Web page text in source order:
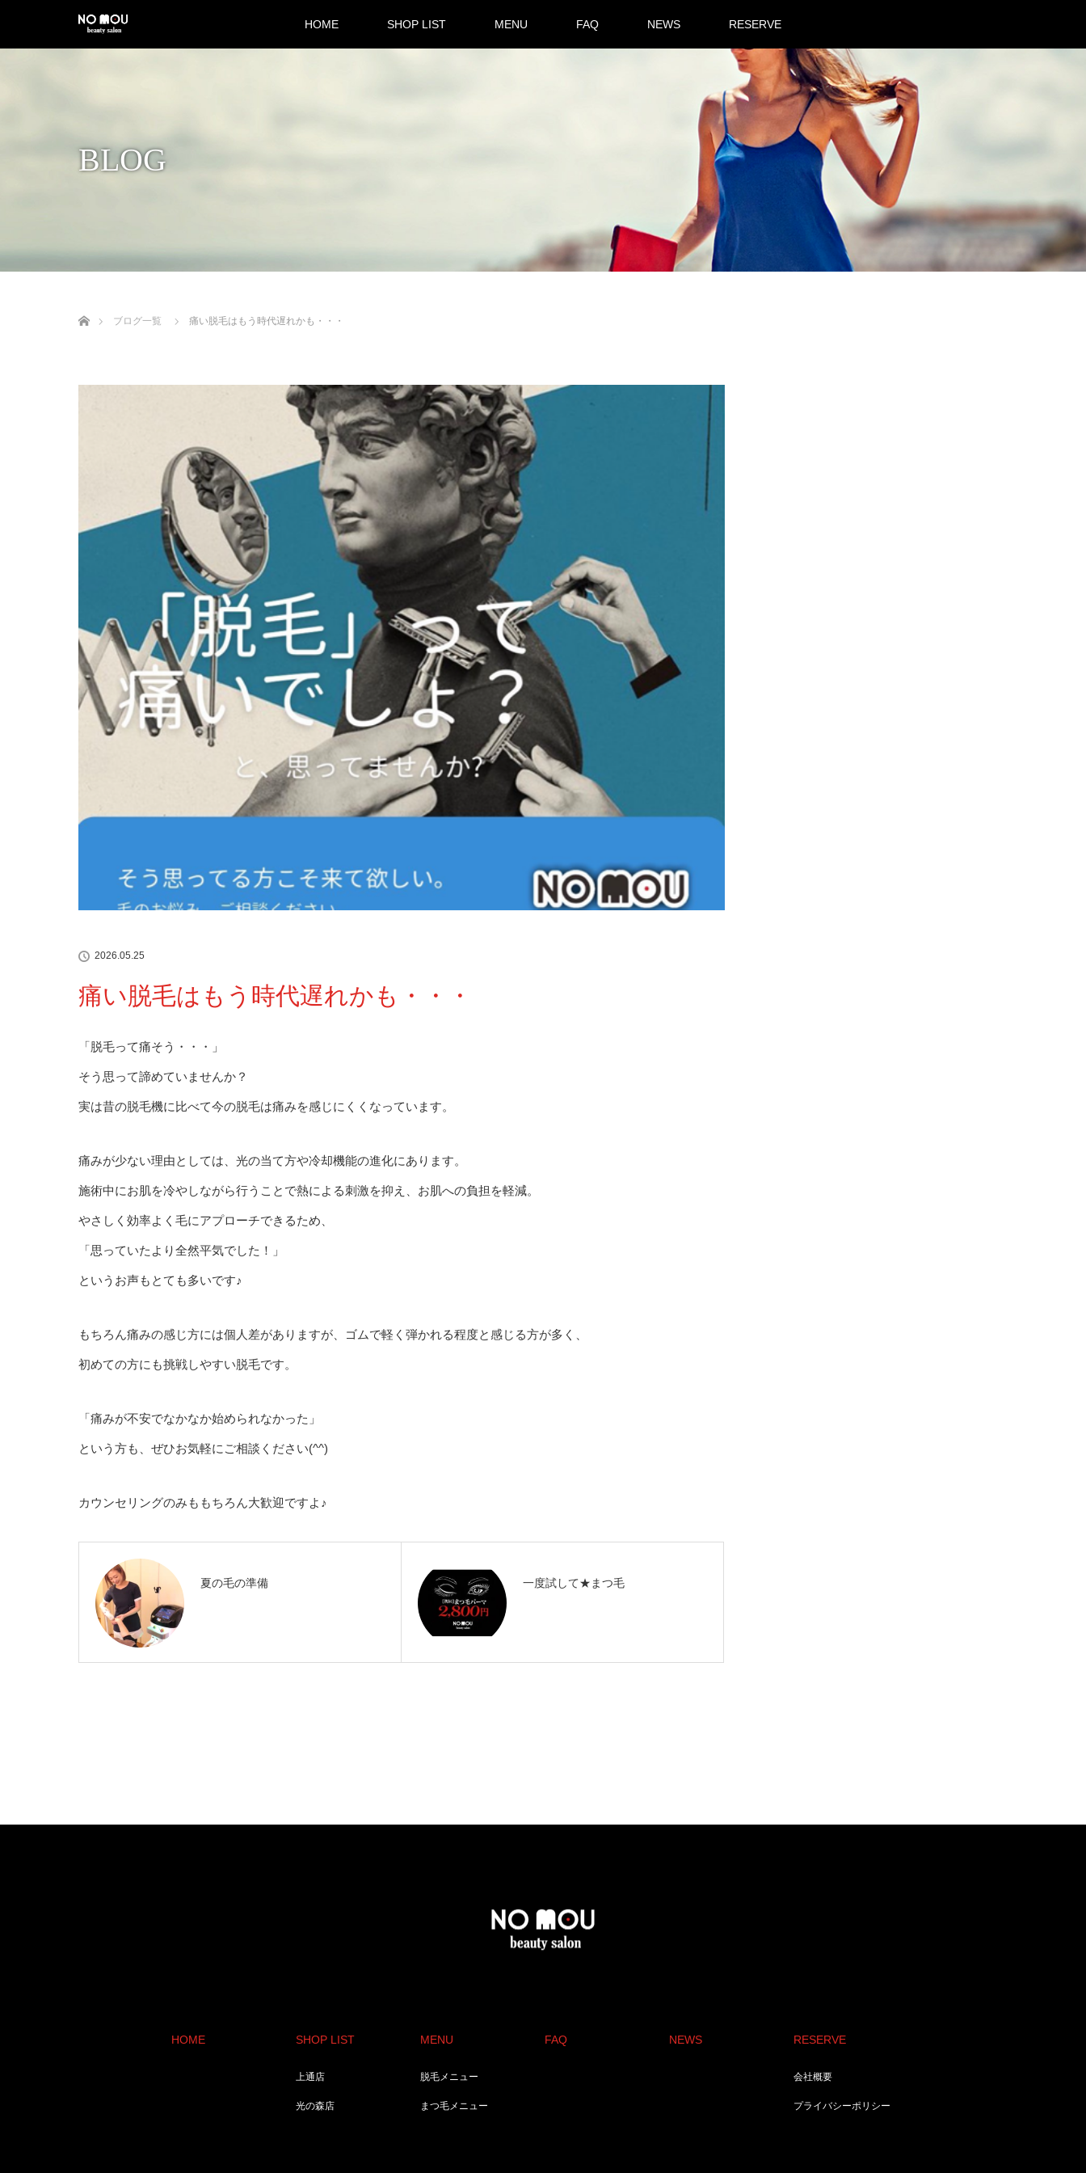
HOME SHOP LIST MENU FAQ NEWS RESERVE
BLOG
ブログ一覧
痛い脱毛はもう時代遅れかも・・・
2026.05.25
痛い脱毛はもう時代遅れかも・・・
「脱毛って痛そう・・・」
そう思って諦めていませんか？
実は昔の脱毛機に比べて今の脱毛は痛みを感じにくくなっています。
痛みが少ない理由としては、光の当て方や冷却機能の進化にあります。
施術中にお肌を冷やしながら行うことで熱による刺激を抑え、お肌への負担を軽減。
やさしく効率よく毛にアプローチできるため、
「思っていたより全然平気でした！」
というお声もとても多いです♪
もちろん痛みの感じ方には個人差がありますが、ゴムで軽く弾かれる程度と感じる方が多く、
初めての方にも挑戦しやすい脱毛です。
「痛みが不安でなかなか始められなかった」
という方も、ぜひお気軽にご相談ください(^^)
カウンセリングのみももちろん大歓迎ですよ♪
夏の毛の準備 一度試して★まつ毛
HOME SHOP LIST
上通店
光の森店
MENU
脱毛メニュー
まつ毛メニュー
FAQ NEWS RESERVE
会社概要
プライバシーポリシー